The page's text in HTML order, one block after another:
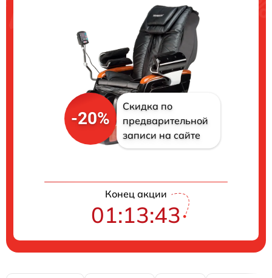
-20%
Скидка по
предварительной
записи на сайте
Конец акции
01:13:42